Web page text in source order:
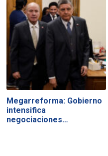
Megarreforma: Gobierno
intensifica
negociaciones…